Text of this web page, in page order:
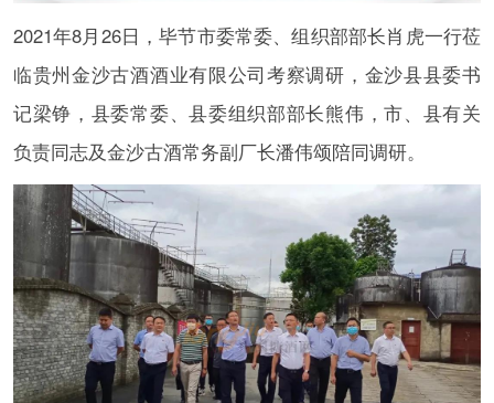
2021年8月26日，毕节市委常委、组织部部长肖虎一行莅
临贵州金沙古酒酒业有限公司考察调研，金沙县县委书
记梁铮，县委常委、县委组织部部长熊伟，市、县有关
负责同志及金沙古酒常务副厂长潘伟颂陪同调研。